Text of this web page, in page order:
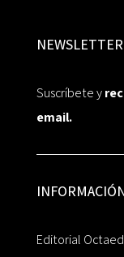
NEWSLETTER
Suscríbete y
email.
Editorial